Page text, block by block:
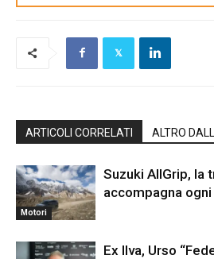
ARTICOLI CORRELATI ALTRO
Motori
Suzuki AllGrip, la
accompagna
Ex Ilva, Urso